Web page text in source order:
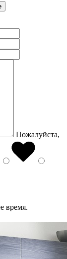
Пожалуйста,
время.